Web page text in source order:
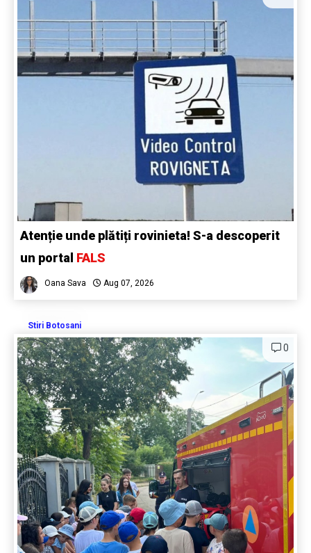
Atenție unde plătiți rovinieta! S-a descoperit
un portal FALS
Oana Sava Aug 07, 2026
Stiri Botosani
0